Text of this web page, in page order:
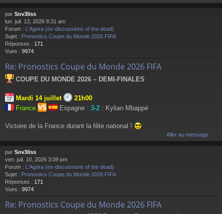
par Sov3liss
lun. juil. 13, 2026 8:31 am
Forum : L'Agora (ex-discussions of the dead)
Sujet : Pronostics Coupe du Monde 2026 FIFA
Réponses : 171
Vues : 9974
Re: Pronostics Coupe du Monde 2026 FIFA
COUPE DU MONDE 2026 – DEMI-FINALES
Mardi 14 juillet
21h00
France
Espagne : 3-2 : Kylian Mbappé
Victoire de la France durant la fête national !
Aller au message
par Sov3liss
ven. juil. 10, 2026 3:09 pm
Forum : L'Agora (ex-discussions of the dead)
Sujet : Pronostics Coupe du Monde 2026 FIFA
Réponses : 171
Vues : 9974
Re: Pronostics Coupe du Monde 2026 FIFA